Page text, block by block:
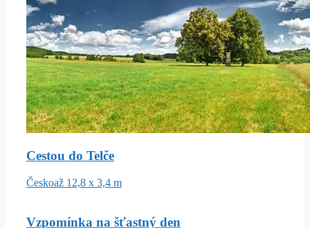
Cestou do Telče
Českoaž 12,8 x 3,4 m
Vzpomínka na šťastný den